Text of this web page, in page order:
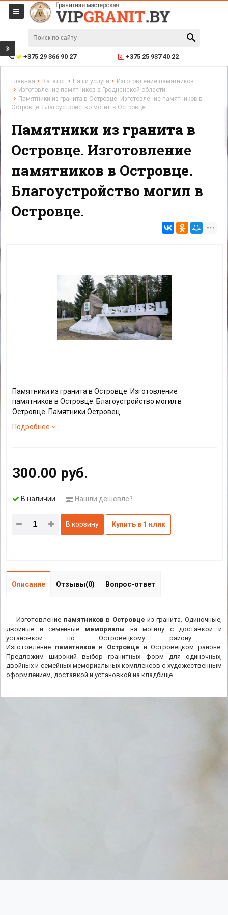
+375 29 366 90 27 +375 25 937 40 22
Главная Каталог Наши услуги
Изготовление памятников
Изготовление памятников в Гродненской области
Памятники из гранита в Островце. Изготовление памятников в
Островце. Благоустройство могил в Островце.
Памятники из гранита в
Островце. Изготовление
памятников в Островце.
Благоустройство могил в
Островце.
Памятники из гранита в Островце. Изготовление
памятников в Островце. Благоустройство могил в
Островце. Памятники Островец.
Подробнее
300.00 руб.
В наличии Нашли дешевле?
В корзину Купить в 1 клик
Описание Отзывы(0) Вопрос-ответ
Изготовление памятников в Островце из гранита. Одиночные,
двойные и семейные мемориалы на могилу с доставкой и
установкой по Островецкому району. ...
Изготовление памятников в Островце и Островецком районе.
Предложим широкий выбор гранитных форм для одиночных,
двойных и семейных мемориальных комплексов с художественным
оформлением, доставкой и установкой на кладбище